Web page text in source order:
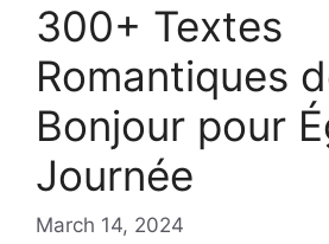
300+ Textes
Romantiques
Bonjour pour
Journée
March 14, 2024